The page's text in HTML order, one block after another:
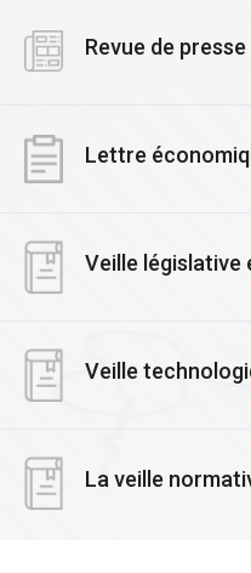
Revue de presse
Lettre
Veille législative
Veille
La veille